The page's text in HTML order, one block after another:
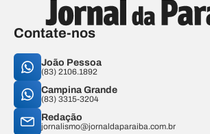
Contate-nos
João Pessoa
(83) 2106.1892
Campina Grande
(83) 3315-3204
Redação
jornalismo@jornaldaparaiba.com.br